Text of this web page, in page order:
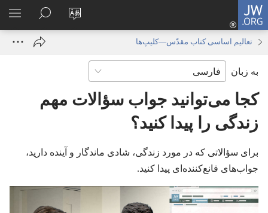
JW.ORG
زبان
را
ورود
باز
JW.ORG
جستجو
تعالیم اساسی کتاب مقدّس—‏کلیپ‌ها
به زبان
کجا می‌توانید جواب سؤالات مهم
زندگی را پیدا کنید؟‏
برای سؤالاتی که در مورد زندگی،‏ شادی ماندگار و آینده دارید،‏
جواب‌های قانع‌کننده‌ای پیدا کنید.‏